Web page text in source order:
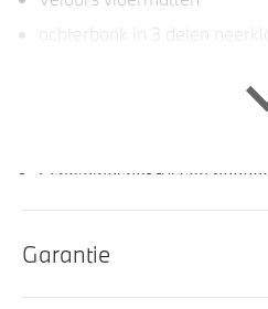
achterbank in 3 delen
Scheidingsnet tussen
Lederen bekleding
Interieurlijsten Schwarz
Garantie